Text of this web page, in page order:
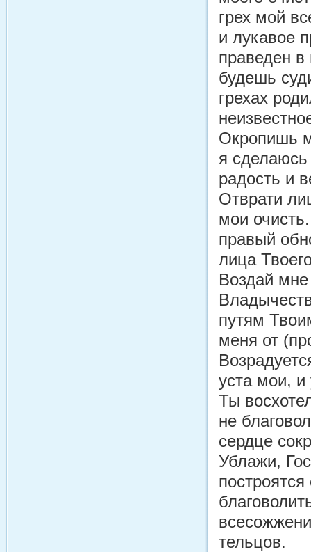
грех мой
и лукавое
праведен в
будешь
грехах
Окропишь
я
радость и
Отврати
мои
правый
лица
Воздай
путям
меня от
уста мои,
Ты
не
сердце
Ублажи,
тельцов.